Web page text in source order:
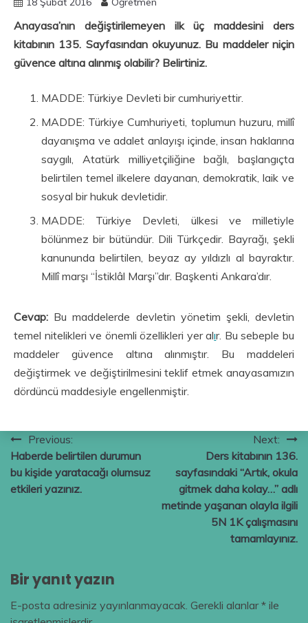
Anayasa’nın değiştirilemeyen ilk üç maddesini ders
kitabının 135. Sayfasından okuyunuz. Bu maddeler niçin
güvence altına alınmış olabilir? Belirtiniz.
MADDE: Türkiye Devleti bir cumhuriyettir.
MADDE: Türkiye Cumhuriyeti, toplumun huzuru, millî
dayanışma ve adalet anlayışı içinde, insan haklarına
saygılı, Atatürk milliyetçiliğine bağlı, başlangıçta
belirtilen temel ilkelere dayanan, demokratik, laik ve
sosyal bir hukuk devletidir.
MADDE: Türkiye Devleti, ülkesi ve milletiyle
bölünmez bir bütündür. Dili Türkçedir. Bayrağı, şekli
kanununda belirtilen, beyaz ay yıldızlı al bayraktır.
Millî marşı “İstiklâl Marşı”dır. Başkenti Ankara’dır.
Cevap: Bu maddelerde devletin yönetim şekli, devletin
temel nitelikleri ve önemli özellikleri yer alır. Bu sebeple bu
maddeler güvence altına alınmıştır. Bu maddeleri
değiştirmek ve değiştirilmesini teklif etmek anayasamızın
dördüncü maddesiyle engellenmiştir.
Yazı
gezinmesi
Previous:
Haberde belirtilen durumun
bu kişide yaratacağı olumsuz
etkileri yazınız.
Next:
Ders kitabının 136.
sayfasındaki “Artık, okula
gitmek daha kolay…” adlı
metinde yaşanan olayla ilgili
5N 1K çalışmasını
tamamlayınız.
Bir yanıt yazın
E-posta adresiniz yayınlanmayacak. Gerekli alanlar* ile